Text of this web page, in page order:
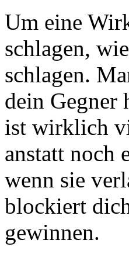
Um eine
schlagen,
schlagen.
dein Gegner
ist wirklich
anstatt noch
wenn sie
blockiert
gewinnen.